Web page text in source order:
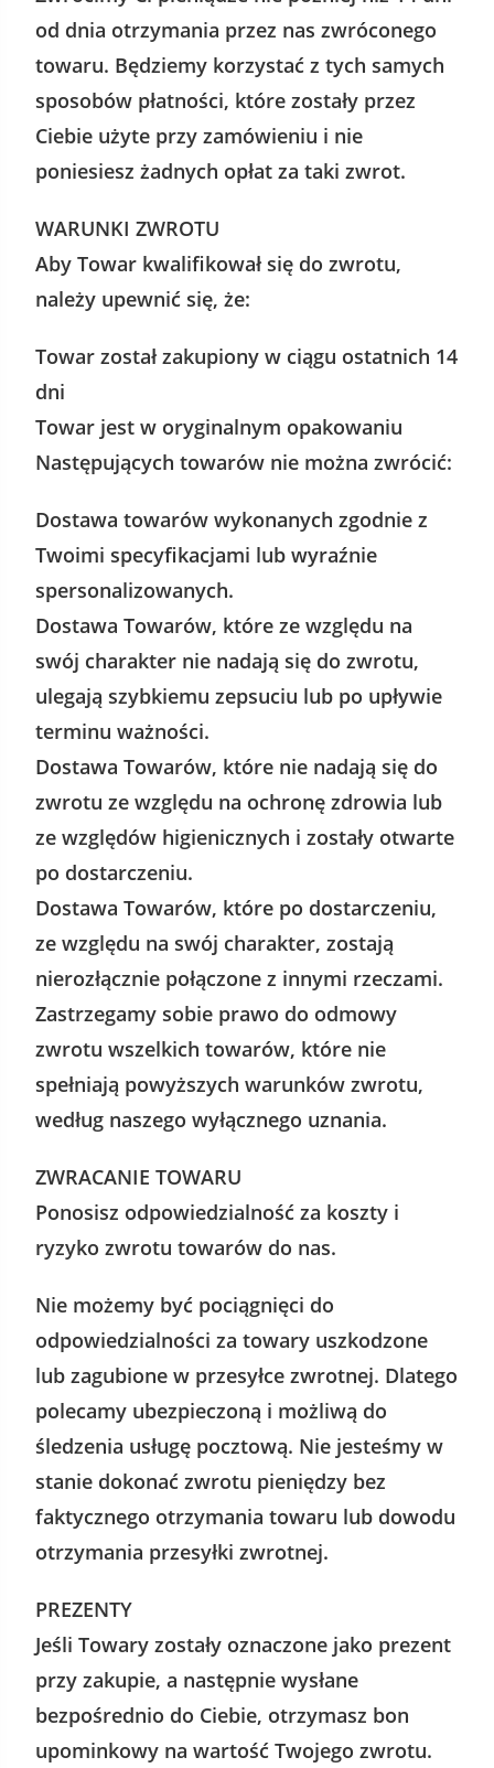
od dnia otrzymania przez nas zwróconego
towaru. Będziemy korzystać z tych samych
sposobów płatności, które zostały przez
Ciebie użyte przy zamówieniu i nie
poniesiesz żadnych opłat za taki zwrot.
WARUNKI ZWROTU
Aby Towar kwalifikował się do zwrotu,
należy upewnić się, że:
Towar został zakupiony w ciągu ostatnich 14
dni
Towar jest w oryginalnym opakowaniu
Następujących towarów nie można zwrócić:
Dostawa towarów wykonanych zgodnie z
Twoimi specyfikacjami lub wyraźnie
spersonalizowanych.
Dostawa Towarów, które ze względu na
swój charakter nie nadają się do zwrotu,
ulegają szybkiemu zepsuciu lub po upływie
terminu ważności.
Dostawa Towarów, które nie nadają się do
zwrotu ze względu na ochronę zdrowia lub
ze względów higienicznych i zostały otwarte
po dostarczeniu.
Dostawa Towarów, które po dostarczeniu,
ze względu na swój charakter, zostają
nierozłącznie połączone z innymi rzeczami.
Zastrzegamy sobie prawo do odmowy
zwrotu wszelkich towarów, które nie
spełniają powyższych warunków zwrotu,
według naszego wyłącznego uznania.
ZWRACANIE TOWARU
Ponosisz odpowiedzialność za koszty i
ryzyko zwrotu towarów do nas.
Nie możemy być pociągnięci do
odpowiedzialności za towary uszkodzone
lub zagubione w przesyłce zwrotnej. Dlatego
polecamy ubezpieczoną i możliwą do
śledzenia usługę pocztową. Nie jesteśmy w
stanie dokonać zwrotu pieniędzy bez
faktycznego otrzymania towaru lub dowodu
otrzymania przesyłki zwrotnej.
PREZENTY
Jeśli Towary zostały oznaczone jako prezent
przy zakupie, a następnie wysłane
bezpośrednio do Ciebie, otrzymasz bon
upominkowy na wartość Twojego zwrotu.